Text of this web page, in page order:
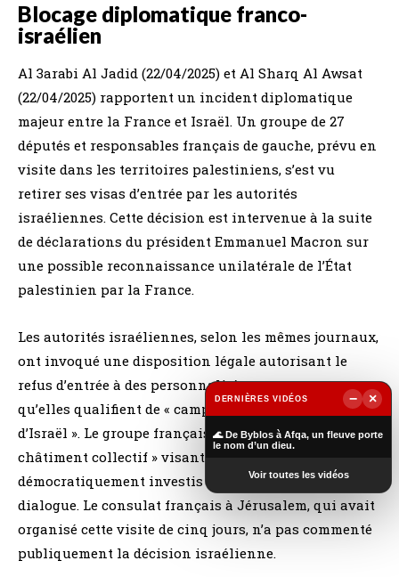
Blocage diplomatique franco-
israélien
Al 3arabi Al Jadid (22/04/2025) et Al Sharq Al Awsat
(22/04/2025) rapportent un incident diplomatique
majeur entre la France et Israël. Un groupe de 27
députés et responsables français de gauche, prévu en
visite dans les territoires palestiniens, s’est vu
retirer ses visas d’entrée par les autorités
israéliennes. Cette décision est intervenue à la suite
de déclarations du président Emmanuel Macron sur
une possible reconnaissance unilatérale de l’État
palestinien par la France.
Les autorités israéliennes, selon les mêmes journaux,
ont invoqué une disposition légale autorisant le
refus d’entrée à des personnalités soutenant ce
qu’elles qualifient de « campagnes de délégitimation
d’Israël ». Le groupe français a dénoncé un «
châtiment collectif » visant des élus
démocratiquement investis dans une mission de
dialogue. Le consulat français à Jérusalem, qui avait
organisé cette visite de cinq jours, n’a pas commenté
publiquement la décision israélienne.
DERNIÈRES VIDÉOS −
×
🌊 De Byblos à Afqa, un fleuve porte
le nom d’un dieu.
Voir toutes les vidéos